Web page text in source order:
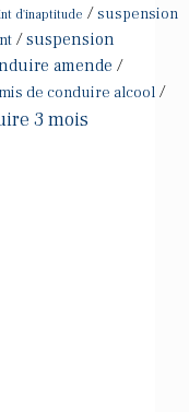
d'inaptitude /suspension
/suspension
amende /
de conduire alcool /
3 mois